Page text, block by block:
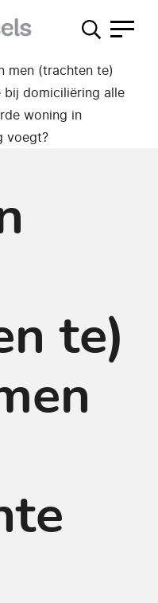
men (trachten te)
domiciliëring alle
woning in
voegt?
te)